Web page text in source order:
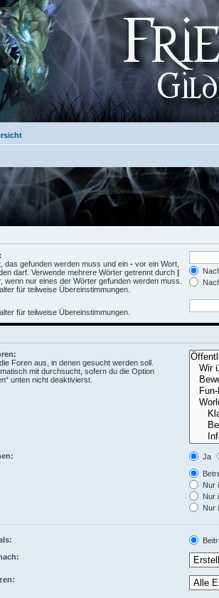
das gefunden werden muss und ein - vor ein Wort,
darf. Verwende mehrere Wörter getrennt durch |
wenn nur eines der Wörter gefunden werden muss.
für teilweise Übereinstimmungen.
für teilweise Übereinstimmungen.
Foren aus, in denen gesucht werden soll.
mit durchsucht, sofern du die Option
unten nicht deaktivierst.
Ja
Nur
Nur
Nur